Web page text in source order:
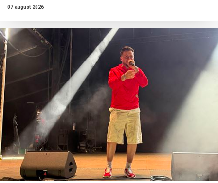
07 august 2026